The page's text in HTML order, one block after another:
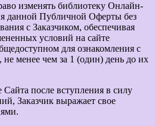
изменять библиотеку Онлайн-
данной Публичной Оферты без
с Заказчиком, обеспечивая
условий на сайте
для ознакомления с
менее чем за 1 (один) день до их
после вступления в силу
Заказчик выражает свое